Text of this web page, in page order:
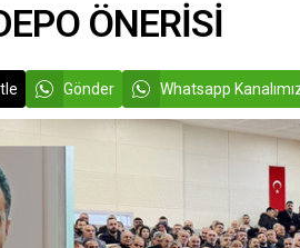
ÖNERİSİ
Gönder Whatsapp